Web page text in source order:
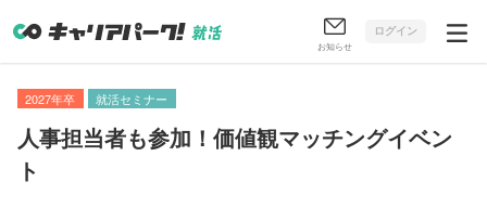
お知らせ
ログイン
2027年卒 就活セミナー
人事担当者も参加！価値観マッチングイベン
ト